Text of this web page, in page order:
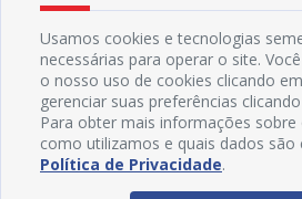
Redes Sociais
Usamos cookies e tecnologias
necessárias para operar o site.
o nosso uso de cookies clicando
gerenciar suas preferências
Para obter mais informações
como utilizamos e quais dados são
Política de Privacidade.